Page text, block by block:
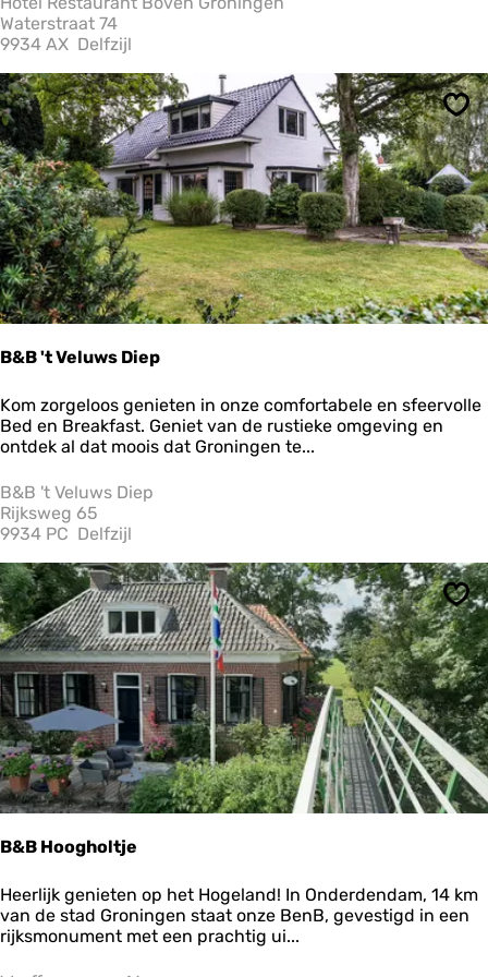
R
e
t
a
u
r
a
n
t
B
o
v
e
n
G
r
o
i
n
g
n
Waterstraat 74
9934 AX Delfzijl
B&B 't Veluws Diep
B
&
B
t
V
e
u
w
s
D
i
e
p
Kom zorgeloos genieten in onze comfortabele en sfeervolle
Bed en Breakfast. Geniet van de rustieke omgeving en
ontdek al dat moois dat Groningen te...
B&B 't Veluws Diep
Rijksweg 65
9934 PC Delfzijl
B&B Hoogholtje
B
&
B
Heerlijk genieten op het Hogeland! In Onderdendam, 14 km
van de stad Groningen staat onze BenB, gevestigd in een
rijksmonument met een prachtig ui...